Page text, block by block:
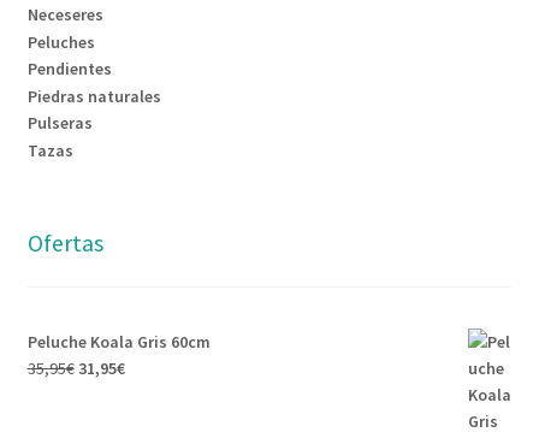
Neceseres
Peluches
Pendientes
Piedras naturales
Pulseras
Tazas
Ofertas
Peluche Koala Gris 60cm
35,95€31,95€